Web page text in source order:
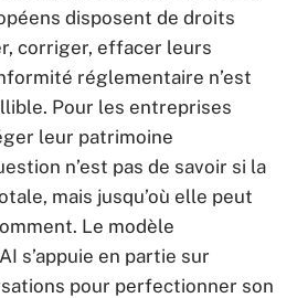
disposent de droits
corriger, effacer leurs
réglementaire n’est
Pour les entreprises
leur patrimoine
n’est pas de savoir si la
mais jusqu’où elle peut
Le modèle
s’appuie en partie sur
pour perfectionner son